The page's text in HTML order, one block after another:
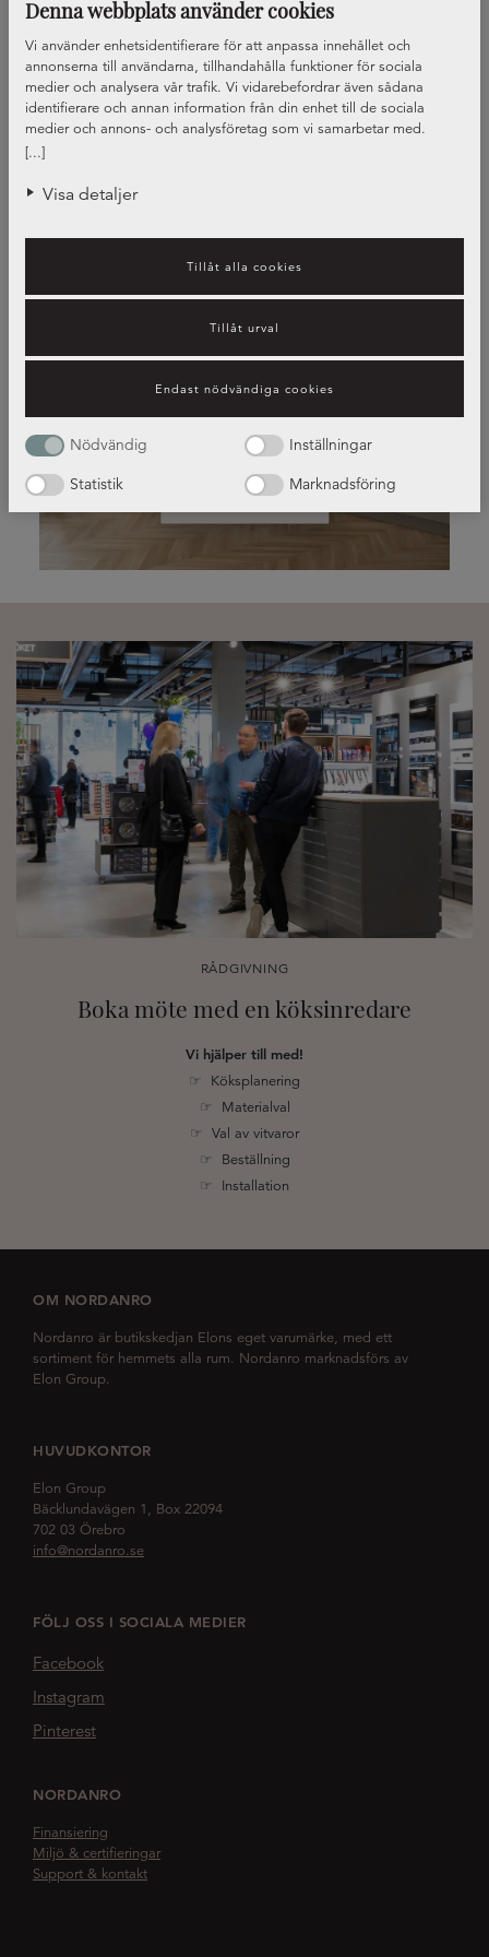
Denna webbplats använder cookies
[...]
Vi använder enhetsidentifierare för att anpassa innehållet och
annonserna till användarna, tillhandahålla funktioner för sociala
medier och analysera vår trafik. Vi vidarebefordrar även sådana
identifierare och annan information från din enhet till de sociala
medier och annons- och analysföretag som vi samarbetar med.
Dessa kan i sin tur kombinera informationen med annan information
använt deras tjänster.
Visa detaljer
Tillåt alla cookies
Tillåt urval
Endast nödvändiga cookies
Nödvändig
Inställningar
Statistik
Marknadsföring
Guide – bänkskivors olika
egenskaper
Läs mer!
RÅDGIVNING
Boka möte med en köksinredare
Vi hjälper till med!
☞ Köksplanering
☞ Materialval
☞ Val av vitvaror
☞ Beställning
☞ Installation
OM NORDANRO
Nordanro är butikskedjan Elons eget varumärke, med ett
sortiment för hemmets alla rum. Nordanro marknadsförs av
Elon Group.
HUVUDKONTOR
Elon Group
Bäcklundavägen 1, Box 22094
702 03 Örebro
info@nordanro.se
FÖLJ OSS I SOCIALA MEDIER
Facebook
Instagram
Pinterest
NORDANRO
Finansiering
Miljö & certifieringar
Support & kontakt